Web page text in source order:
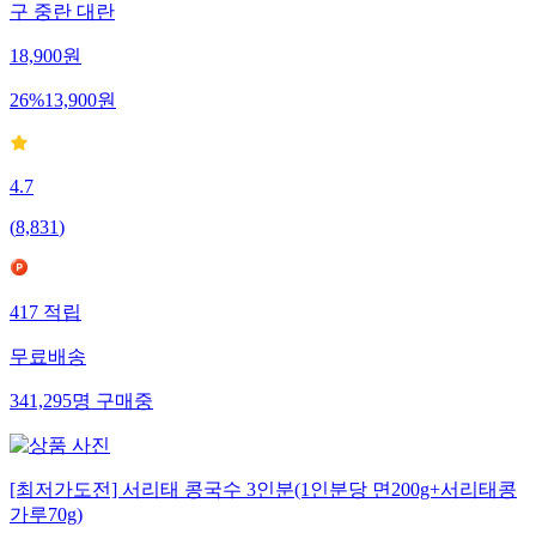
구 중란 대란
18,900원
26%13,900원
4.7
(8,831)
417 적립
무료배송
341,295명 구매중
[최저가도전] 서리태 콩국수 3인분(1인분당 면200g+서리태콩
가루70g)